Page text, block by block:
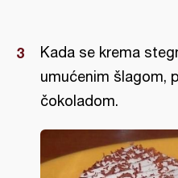
Kada se krema
umućenim šlagom,
čokoladom.